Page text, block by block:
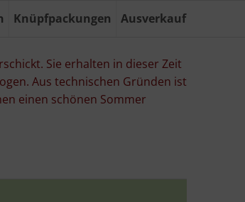
Knüpfpackungen Ausverkauf
Sie erhalten in dieser Zeit
Aus technischen Gründen ist
einen schönen Sommer